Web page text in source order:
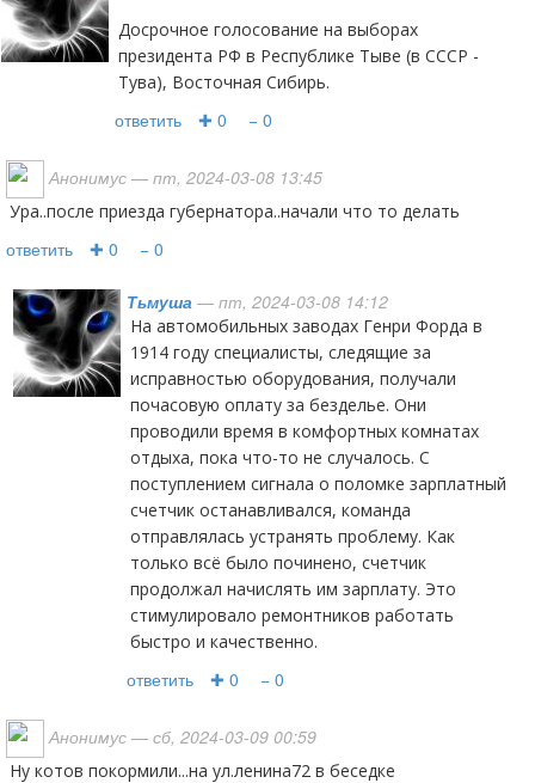
Досрочное голосование на выборах
президента РФ в Республике Тыве (в СССР -
Тува), Восточная Сибирь.
ответить ✚ 0 − 0
Анонимус — пт, 2024-03-08 13:45
ура..после приезда губернатора..начали что то делать
ответить ✚ 0 − 0
Тьмуша — пт, 2024-03-08 14:12
На автомобильных заводах Генри Форда в
1914 году специалисты, следящие за
исправностью оборудования, получали
почасовую оплату за безделье. Они
проводили время в комфортных комнатах
отдыха, пока что-то не случалось. С
поступлением сигнала о поломке зарплатный
счетчик останавливался, команда
отправлялась устранять проблему. Как
только всё было починено, счетчик
продолжал начислять им зарплату. Это
стимулировало ремонтников работать
быстро и качественно.
ответить ✚ 0 − 0
Анонимус — сб, 2024-03-09 00:59
ну котов покормили...на ул.ленина72 в беседке